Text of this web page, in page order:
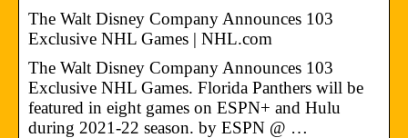
The Walt Disney Company Announces 103
Exclusive NHL Games | NHL.com
The Walt Disney Company Announces 103
Exclusive NHL Games. Florida Panthers will be
featured in eight games on ESPN+ and Hulu
during 2021-22 season. by ESPN @ …